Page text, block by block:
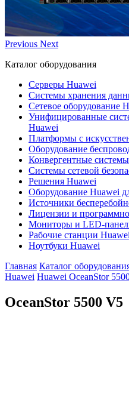
Previous Next
Каталог оборудования
Серверы Huawei
Системы хранения
Сетевое оборудование
Унифицированные
Huawei
Платформы с
Оборудование
Конвергентные
Системы сетевой
Решения Huawei
Оборудование Huawei
Источники
Лицензии и
Мониторы и LED-
Рабочие станции Huawei
Ноутбуки Huawei
Главная Каталог
Huawei Huawei OceanStor
OceanStor 5500 V5